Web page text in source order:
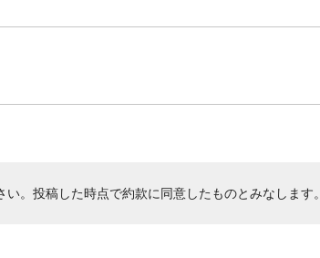
い。投稿した時点で約款に同意したものとみなします。